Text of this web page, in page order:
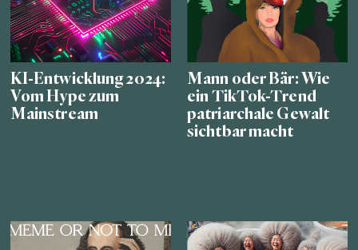
KI-Entwicklung 2024:
Vom Hype zum
Mainstream
Mann oder Bär: Wie
ein TikTok-Trend
patriarchale Gewalt
sichtbar macht